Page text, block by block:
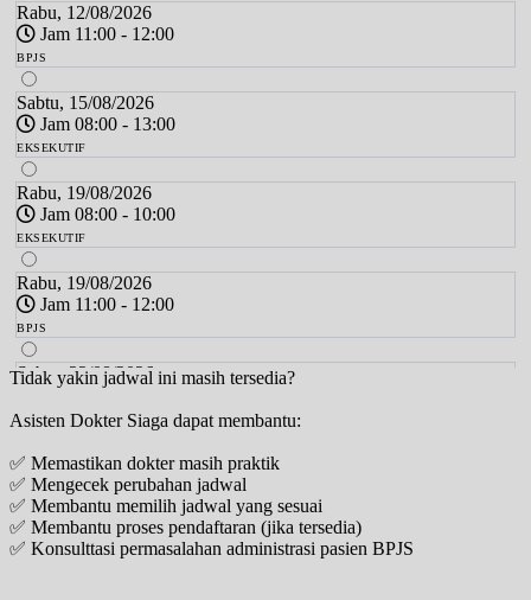
Rabu, 12/08/2026
Jam 11:00 - 12:00
BPJS
Sabtu, 15/08/2026
Jam 08:00 - 13:00
EKSEKUTIF
Rabu, 19/08/2026
Jam 08:00 - 10:00
EKSEKUTIF
Rabu, 19/08/2026
Jam 11:00 - 12:00
BPJS
Sabtu, 22/08/2026
Jam 08:00 - 13:00
EKSEKUTIF
Rabu, 26/08/2026
Jam 08:00 - 10:00
EKSEKUTIF
Rabu, 26/08/2026
Tidak yakin jadwal ini masih tersedia?
Asisten Dokter Siaga dapat membantu:
✅ Memastikan dokter masih praktik
✅ Mengecek perubahan jadwal
✅ Membantu memilih jadwal yang sesuai
✅ Membantu proses pendaftaran (jika tersedia)
✅ Konsulttasi permasalahan administrasi pasien BPJS